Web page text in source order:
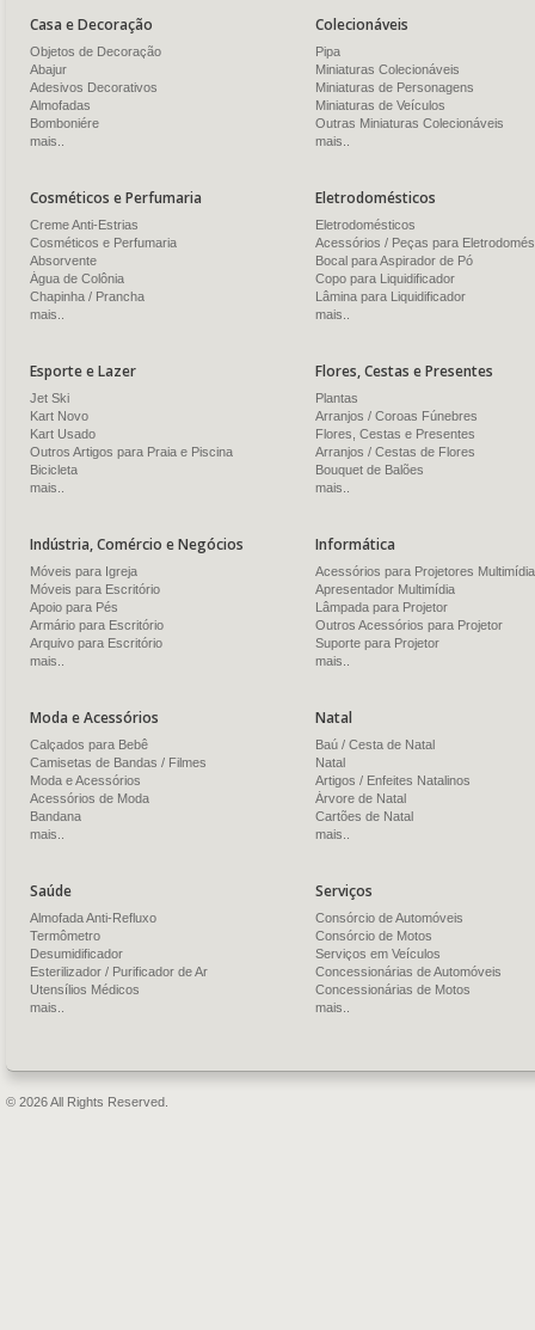
Casa e Decoração
Objetos de Decoração
Abajur
Adesivos Decorativos
Almofadas
Bomboniére
mais..
Colecionáveis
Pipa
Miniaturas Colecionáveis
Miniaturas de Personagens
Miniaturas de Veículos
Outras Miniaturas Colecionáveis
mais..
Cosméticos e Perfumaria
Creme Anti-Estrias
Cosméticos e Perfumaria
Absorvente
Água de Colônia
Chapinha / Prancha
mais..
Eletrodomésticos
Eletrodomésticos
Acessórios / Peças para
Bocal para Aspirador de Pó
Copo para Liquidificador
Lâmina para Liquidificador
mais..
Esporte e Lazer
Jet Ski
Kart Novo
Kart Usado
Outros Artigos para Praia e Piscina
Bicicleta
mais..
Flores, Cestas e Presentes
Plantas
Arranjos / Coroas Fúnebres
Flores, Cestas e Presentes
Arranjos / Cestas de Flores
Bouquet de Balões
mais..
Indústria, Comércio e Negócios
Móveis para Igreja
Móveis para Escritório
Apoio para Pés
Armário para Escritório
Arquivo para Escritório
mais..
Informática
Acessórios para Projetores Multimídia
Apresentador Multimídia
Lâmpada para Projetor
Outros Acessórios para Projetor
Suporte para Projetor
mais..
Moda e Acessórios
Calçados para Bebê
Camisetas de Bandas / Filmes
Moda e Acessórios
Acessórios de Moda
Bandana
mais..
Natal
Baú / Cesta de Natal
Natal
Artigos / Enfeites Natalinos
Árvore de Natal
Cartões de Natal
mais..
Saúde
Almofada Anti-Refluxo
Termômetro
Desumidificador
Esterilizador / Purificador de Ar
Utensílios Médicos
mais..
Serviços
Consórcio de Automóveis
Consórcio de Motos
Serviços em Veículos
Concessionárias de Automóveis
Concessionárias de Motos
mais..
© 2026 All Rights Reserved.